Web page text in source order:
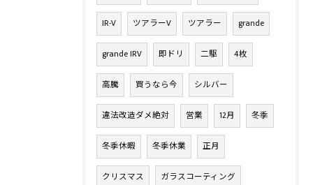
IR-V ツアラーV ツアラー grande
grande IRV 即ドリ 二駆 4枚
高騰 買うなら今 シルバー
違法改造ダメ絶対 営業 12月 冬季
冬季休暇 冬季休業 正月
クリスマス ガラスコーティング